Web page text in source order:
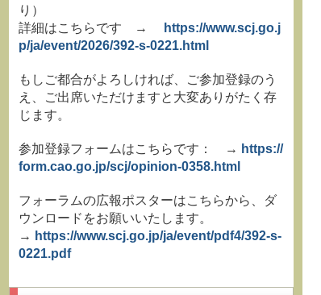
り）
詳細はこちらです →
https://www.scj.go.j
p/ja/event/2026/392-s-0221.html
もしご都合がよろしければ、ご参加登録のう
え、ご出席いただけますと大変ありがたく存
じます。
参加登録フォームはこちらです： → https://
form.cao.go.jp/scj/opinion-0358.html
フォーラムの広報ポスターはこちらから、ダ
ウンロードをお願いいたします。
→ https://www.scj.go.jp/ja/event/pdf4/392-s-
0221.pdf